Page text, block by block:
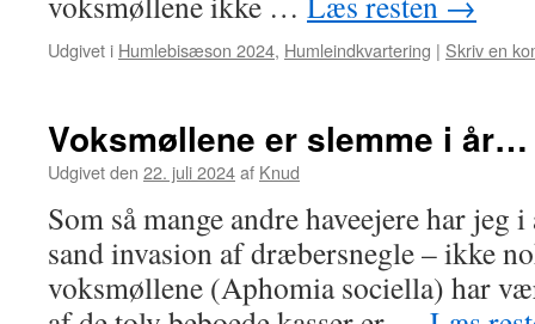
Udgivet i Humlebisæson 2024, Humleindkvartering | Skriv en
Voksmøllene er slemme i år…
Udgivet den 22. juli 2024af Knud
Som så mange andre haveejere har jeg
sand invasion af dræbersnegle – ikke
voksmøllene (Aphomia sociella) har